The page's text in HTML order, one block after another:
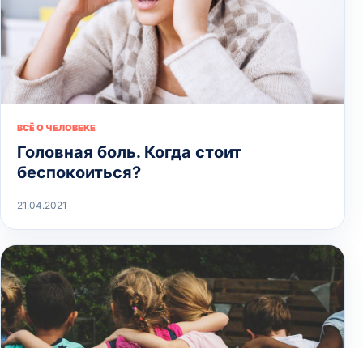
ВСЁ О ЧЕЛОВЕКЕ
Головная боль. Когда стоит
беспокоиться?
21.04.2021